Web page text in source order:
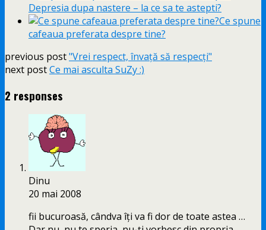
Depresia dupa nastere – la ce sa te astepti?
Ce spune
cafeaua preferata despre tine?
previous post"Vrei respect, învaţă să respecţi"
next postCe mai asculta SuZy :)
2 responses
Dinu
20 mai 2008
fii bucuroasă, cândva îţi va fi dor de toate astea …